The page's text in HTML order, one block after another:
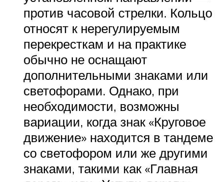
против часовой стрелки. Кольцо
относят к нерегулируемым
перекресткам и на практике
обычно не оснащают
дополнительными знаками или
светофорами. Однако, при
необходимости, возможны
вариации, когда знак «Круговое
движение» находится в тандеме
со светофором или же другими
знаками, такими как «Главная